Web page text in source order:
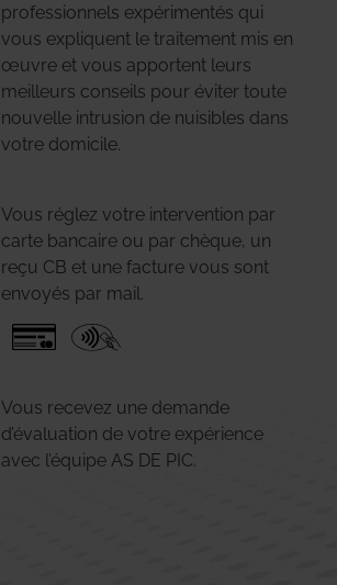
professionnels expérimentés qui
vous expliquent le traitement mis en
œuvre et vous apportent leurs
meilleurs conseils pour éviter toute
nouvelle intrusion de nuisibles dans
votre domicile.
Vous réglez votre intervention par
carte bancaire ou par chèque, un
reçu CB et une facture vous sont
envoyés par mail.
Vous recevez une demande
d’évaluation de votre expérience
avec l’équipe AS DE PIC.